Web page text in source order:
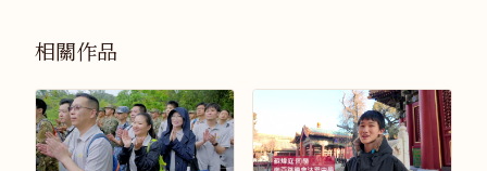
相關作品